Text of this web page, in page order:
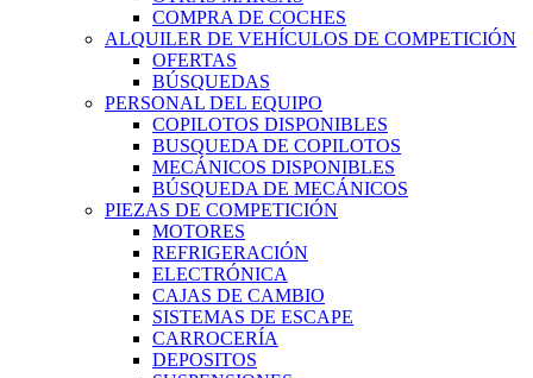
COMPRA DE COCHES
ALQUILER DE VEHÍCULOS DE COMPETICIÓN
OFERTAS
BÚSQUEDAS
PERSONAL DEL EQUIPO
COPILOTOS DISPONIBLES
BUSQUEDA DE COPILOTOS
MECÁNICOS DISPONIBLES
BÚSQUEDA DE MECÁNICOS
PIEZAS DE COMPETICIÓN
MOTORES
REFRIGERACIÓN
ELECTRÓNICA
CAJAS DE CAMBIO
SISTEMAS DE ESCAPE
CARROCERÍA
DEPOSITOS